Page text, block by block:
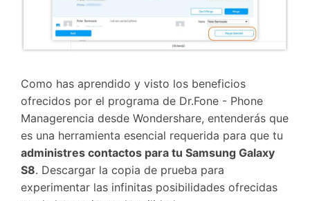
Como has aprendido y visto los beneficios
ofrecidos por el programa de Dr.Fone - Phone
Managerencia desde Wondershare, entenderás que
es una herramienta esencial requerida para que tu
administres contactos para tu Samsung Galaxy
S8. Descargar la copia de prueba para
experimentar las infinitas posibilidades ofrecidas